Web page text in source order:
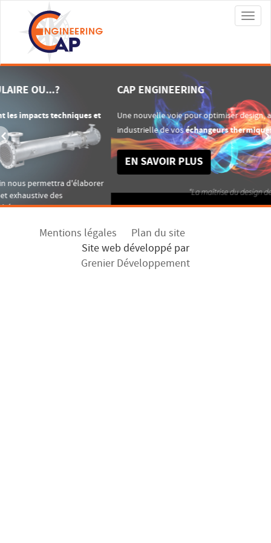
optimiser design, achat & exploitation
échangeurs thermiques.
CONFIEZ-
Une
production
Les
l'
HTRI
d'
Mentions légales
Plan du site
Site web développé par
Grenier Développement